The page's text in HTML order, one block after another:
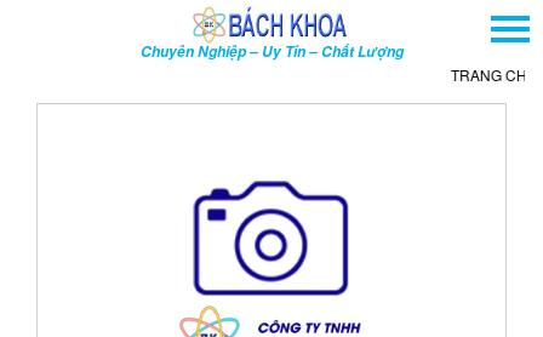
Chuyên Nghiệp – Uy Tín – Chất Lượng
TRANG CHỦ